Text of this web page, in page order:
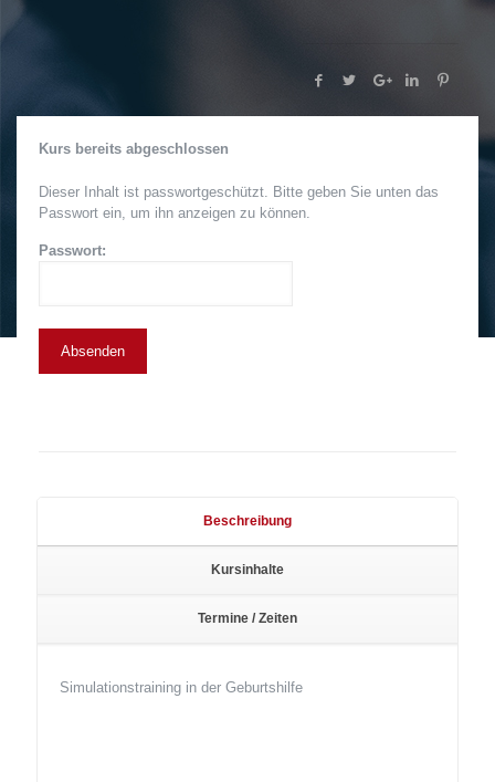
Kurs bereits abgeschlossen
Dieser Inhalt ist passwortgeschützt. Bitte geben Sie unten das
Passwort ein, um ihn anzeigen zu können.
Passwort:
Beschreibung
Kursinhalte
Termine / Zeiten
Simulationstraining in der Geburtshilfe